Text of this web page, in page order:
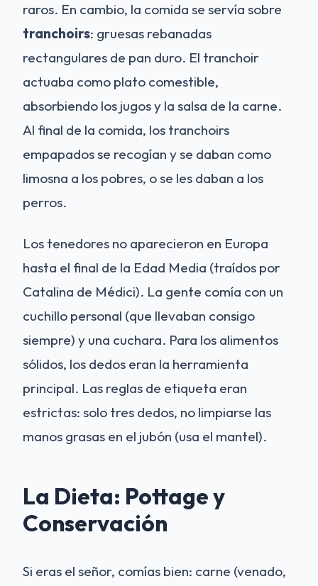
raros. En cambio, la comida se servía sobre
tranchoirs: gruesas rebanadas
rectangulares de pan duro. El tranchoir
actuaba como plato comestible,
absorbiendo los jugos y la salsa de la carne.
Al final de la comida, los tranchoirs
empapados se recogían y se daban como
limosna a los pobres, o se les daban a los
perros.
Los tenedores no aparecieron en Europa
hasta el final de la Edad Media (traídos por
Catalina de Médici). La gente comía con un
cuchillo personal (que llevaban consigo
siempre) y una cuchara. Para los alimentos
sólidos, los dedos eran la herramienta
principal. Las reglas de etiqueta eran
estrictas: solo tres dedos, no limpiarse las
manos grasas en el jubón (usa el mantel).
La Dieta: Pottage y
Conservación
Si eras el señor, comías bien: carne (venado,